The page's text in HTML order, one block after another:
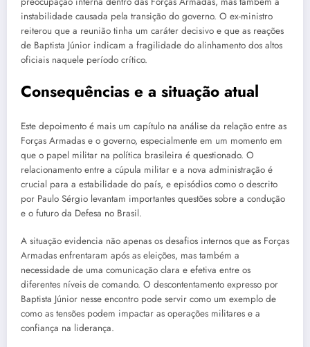
instabilidade causada pela transição do governo. O ex-ministro
reiterou que a reunião tinha um caráter decisivo e que as reações
de Baptista Júnior indicam a fragilidade do alinhamento dos altos
oficiais naquele período crítico.
Consequências e a situação atual
Este depoimento é mais um capítulo na análise da relação entre as
Forças Armadas e o governo, especialmente em um momento em
que o papel militar na política brasileira é questionado. O
relacionamento entre a cúpula militar e a nova administração é
crucial para a estabilidade do país, e episódios como o descrito
por Paulo Sérgio levantam importantes questões sobre a condução
e o futuro da Defesa no Brasil.
A situação evidencia não apenas os desafios internos que as Forças
Armadas enfrentaram após as eleições, mas também a
necessidade de uma comunicação clara e efetiva entre os
diferentes níveis de comando. O descontentamento expresso por
Baptista Júnior nesse encontro pode servir como um exemplo de
como as tensões podem impactar as operações militares e a
confiança na liderança.